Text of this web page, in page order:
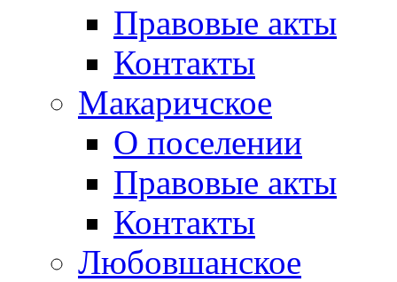
Правовые акты
Контакты
Макаричское
О поселении
Правовые акты
Контакты
Любовшанское